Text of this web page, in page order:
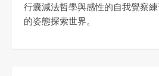
行囊減法哲學與感性的自我覺察
的姿態探索世界。